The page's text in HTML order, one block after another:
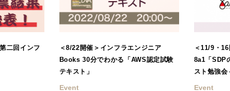
二回インフ
＜8/22開催＞インフラエンジニア
Books 30分でわかる「AWS認定試験
テキスト」
Event
＜11/9・
8a1「SDP
スト勉強
Event